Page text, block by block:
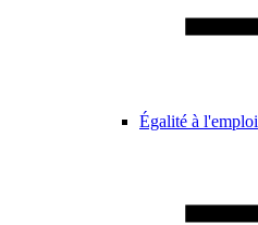
Égalité à l'emploi